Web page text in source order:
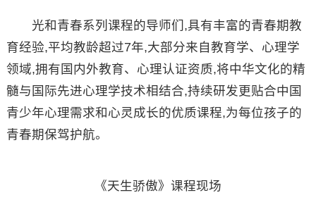
光和青春系列课程的导师们,具有丰富的青春期教
育经验,平均教龄超过7年,大部分来自教育学、心理学
领域,拥有国内外教育、心理认证资质,将中华文化的精
髓与国际先进心理学技术相结合,持续研发更贴合中国
青少年心理需求和心灵成长的优质课程,为每位孩子的
青春期保驾护航。
《天生骄傲》课程现场